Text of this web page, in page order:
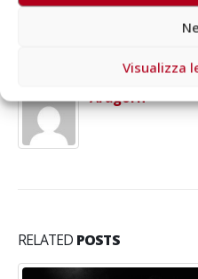
Visualizza
Aragorn
RELATED POSTS